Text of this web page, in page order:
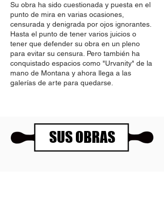
Su obra ha sido cuestionada y puesta en el
punto de mira en varias ocasiones,
censurada y denigrada por ojos ignorantes.
Hasta el punto de tener varios juicios o
tener que defender su obra en un pleno
para evitar su censura. Pero también ha
conquistado espacios como "Urvanity" de la
mano de Montana y ahora llega a las
galerías de arte para quedarse.
SUS OBRAS